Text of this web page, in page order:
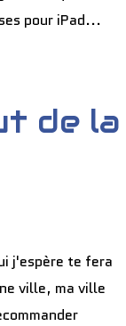
pour iPad...
de la
j'espère te fera
ville, ma ville